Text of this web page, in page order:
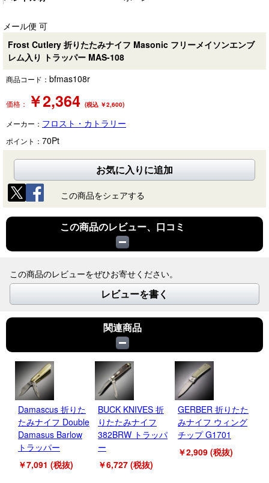
メール便 可
Frost Cutlery 折りたたみナイフ Masonic フリーメイソンエンブ
レム入り トラッパー MAS-108
商品コード： bfmas108r
価格： ￥2,364 (税込 ￥2,600)
メーカー： フロスト・カトラリー
ポイント： 70Pt
お気に入りに追加
この商品をシェアする
この商品のレビュー、口コミ
この商品のレビューをぜひお寄せください。
レビューを書く
関連商品
Damascus 折りた
たみナイフ Double
Damasus Barlow
トラッパー
￥7,091 (税抜)
BUCK KNIVES 折
りたたみナイフ
382BRW トラッパ
ー
￥6,727 (税抜)
GERBER 折りたた
みナイフ ウィング
チップ G1701
￥2,909 (税抜)